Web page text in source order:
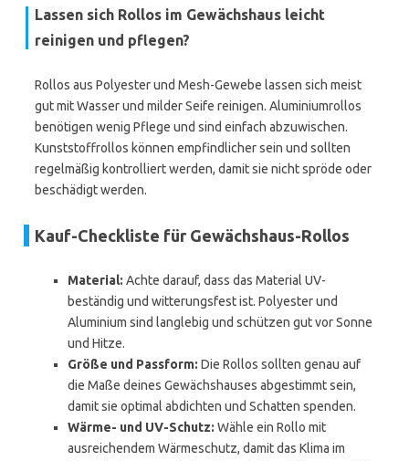
Lassen sich Rollos im Gewächshaus leicht
reinigen und pflegen?
Rollos aus Polyester und Mesh-Gewebe lassen sich meist
gut mit Wasser und milder Seife reinigen. Aluminiumrollos
benötigen wenig Pflege und sind einfach abzuwischen.
Kunststoffrollos können empfindlicher sein und sollten
regelmäßig kontrolliert werden, damit sie nicht spröde oder
beschädigt werden.
Kauf-Checkliste für Gewächshaus-Rollos
Material: Achte darauf, dass das Material UV-
beständig und witterungsfest ist. Polyester und
Aluminium sind langlebig und schützen gut vor Sonne
und Hitze.
Größe und Passform: Die Rollos sollten genau auf
die Maße deines Gewächshauses abgestimmt sein,
damit sie optimal abdichten und Schatten spenden.
Wärme- und UV-Schutz: Wähle ein Rollo mit
ausreichendem Wärmeschutz, damit das Klima im